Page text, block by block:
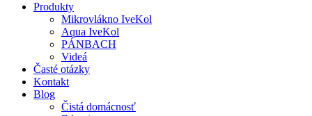
Produkty
Mikrovlákno IveKol
Aqua IveKol
PÁNBACH
Videá
Časté otázky
Kontakt
Blog
Čistá domácnosť